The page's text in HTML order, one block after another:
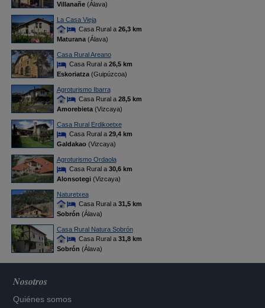
Villanañe(Álava)
La Casa Vieja
Casa Rural a 26,3 km
Maturana(Álava)
Casa Rural Areano
Casa Rural a 26,5 km
Eskoriatza(Guipúzcoa)
Agroturismo Ibarra
Casa Rural a 28,5 km
Amorebieta(Vizcaya)
Casa Rural Erdikoetxe
Casa Rural a 29,4 km
Galdakao(Vizcaya)
Agroturismo Ordaola
Casa Rural a 30,6 km
Alonsotegi(Vizcaya)
Naturetxea
Casa Rural a 31,5 km
Sobrón (Álava)
Casa Rural Natura Sobrón
Casa Rural a 31,8 km
Sobrón (Álava)
Nosotros
Quiénes somos